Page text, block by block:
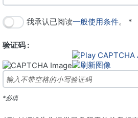
我承认已阅读一般使用条件。 *
验证码 :
*必填